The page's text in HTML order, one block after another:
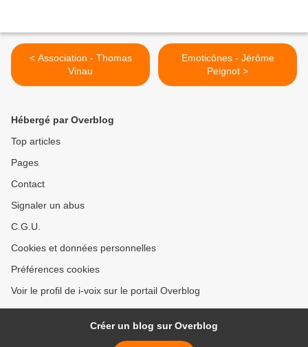
< Association - Thomas
Vinau
Emoticônes - Jérôme
Peignot >
Hébergé par Overblog
Top articles
Pages
Contact
Signaler un abus
C.G.U.
Cookies et données personnelles
Préférences cookies
Voir le profil de i-voix sur le portail Overblog
Créer un blog sur Overblog